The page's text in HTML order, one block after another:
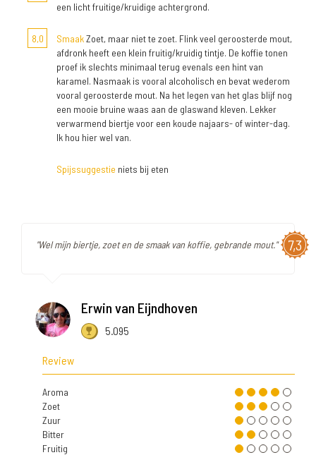
een licht fruitige/kruidige achtergrond.
8,0 SmaakZoet, maar niet te zoet. Flink veel geroosterde mout,
afdronk heeft een klein fruitig/kruidig tintje. De koffie tonen
proef ik slechts minimaal terug evenals een hint van
karamel. Nasmaak is vooral alcoholisch en bevat wederom
vooral geroosterde mout. Na het legen van het glas blijf nog
een mooie bruine waas aan de glaswand kleven. Lekker
verwarmend biertje voor een koude najaars- of winter-dag.
Ik hou hier wel van.
Spijssuggestie niets bij eten
7,3
"Wel mijn biertje, zoet en de smaak van koffie, gebrande mout."
Erwin van Eijndhoven
5.095
Review
Aroma
Zoet
Zuur
Bitter
Fruitig